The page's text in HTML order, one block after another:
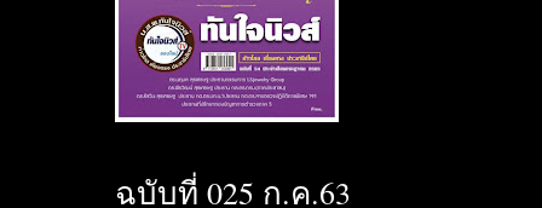
ฉบับที่ 025 ก.ค.63